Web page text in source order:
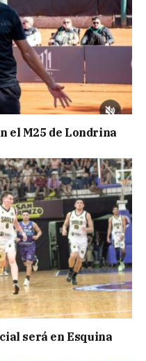
el M25 de Londrina
será en Esquina